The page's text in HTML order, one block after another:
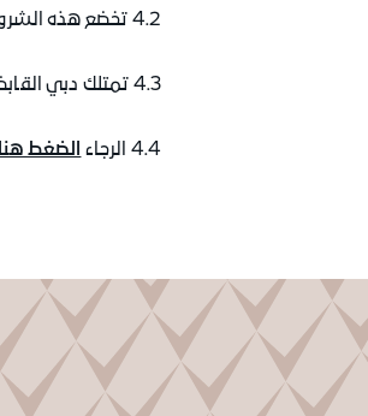
4.2 تخضع هذه الشروط لقوانين إمارة دبي ودولة الإمارات العربية المتحدة. وإذا أردت اتخاذ أيّ إجراءات قانونية فعليك القيام بذلك أمام محاكم دبي.
4.3 تمتلك دبي القابضة المحدودة هذا الموقع الإلكتروني وتقوم بتشغيله.
4.4 الرجاء الضغط